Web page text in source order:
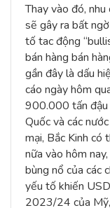
Thay vào đó,
sẽ gây ra bất
tố tac động
bán hàng bán
gần đây là dấu
cáo ngày hôm
900.000 tấn
Quốc và các
mại, Bắc Kinh
nữa vào hôm
bùng nổ của các
yếu tố khiến
2023/24 của